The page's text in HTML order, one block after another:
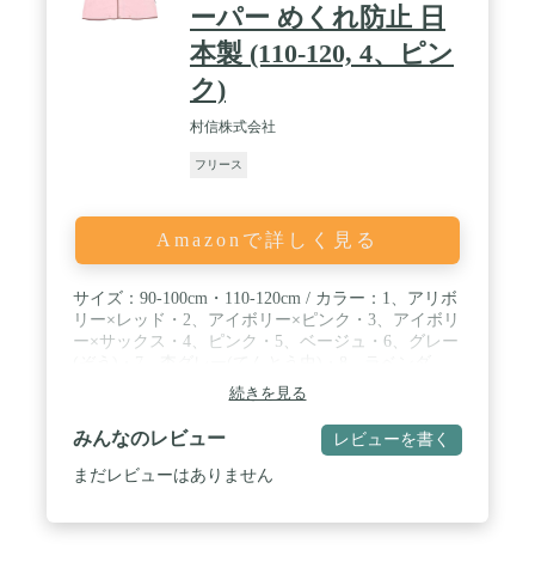
ーパー めくれ防止 日
本製 (110-120, 4、ピン
ク)
村信株式会社
フリース
Amazonで詳しく見る
サイズ：90-100cm・110-120cm / カラー：1、アリボ
リー×レッド・2、アイボリー×ピンク・3、アイボリ
ー×サックス・4、ピンク・5、ベージュ・6、グレー
ー・フォレストグリーン / 素材：ポリエステル100%
続きを見る
みんなのレビュー レビューを書く
まだレビューはありません